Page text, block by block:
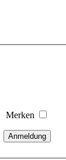
Merken
Anmeldung